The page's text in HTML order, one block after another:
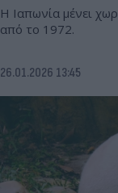
Η Ιαπωνία μένει
από το 1972.
26.01.2026 13:45